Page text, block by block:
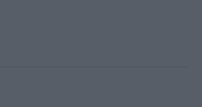
latinos están creando